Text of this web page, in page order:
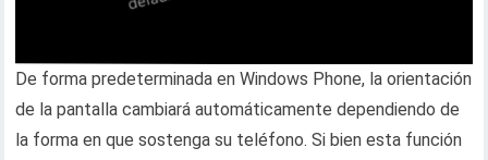
De forma predeterminada en Windows Phone, la orientación
de la pantalla cambiará automáticamente dependiendo de
la forma en que sostenga su teléfono. Si bien esta función